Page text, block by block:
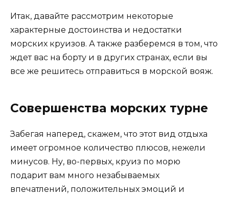
Итак, давайте рассмотрим некоторые
характерные достоинства и недостатки
морских круизов. А также разберемся в том, что
ждет вас на борту и в других странах, если вы
все же решитесь отправиться в морской вояж.
Совершенства морских турне
Забегая наперед, скажем, что этот вид отдыха
имеет огромное количество плюсов, нежели
минусов. Ну, во-первых, круиз по морю
подарит вам много незабываемых
впечатлений, положительных эмоций и